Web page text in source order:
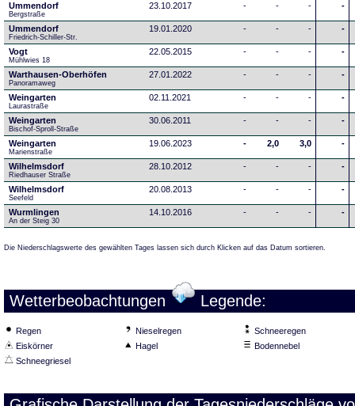
Ummendorf
Bergstraße
23.10.2017 - - - -
Ummendorf
Friedrich-Schiller-Str.
19.01.2020 - - - -
Vogt
Mühlwies 18
22.05.2015 - - - -
Warthausen-Oberhöfen
Panoramaweg
27.01.2022 - - - -
Weingarten
Laurastraße
02.11.2021 - - - -
Weingarten
Bischof-Sproll-Straße
30.06.2011 - - - -
Weingarten
Marienstraße
19.06.2023 - 2,0 3,0 -
Wilhelmsdorf
Riedhauser Straße
28.10.2012 - - - -
Wilhelmsdorf
Seefeld
20.08.2013 - - - -
Wurmlingen
An der Steig 30
14.10.2016 - - - -
Die Niederschlagswerte des gewählten Tages lassen sich durch Klicken auf das Datum sortieren.
Wetterbeobachtungen Legende:
Regen Nieselregen
Schneeregen
Eiskörner
Hagel
Bodennebel
Schneegriesel